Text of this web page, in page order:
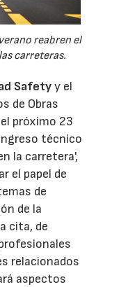
reabren el
carreteras.
Safetyy el
de Obras
próximo 23
técnico
la carretera',
el papel de
de
de la
cita, de
relacionados
aspectos